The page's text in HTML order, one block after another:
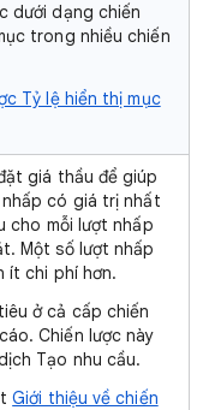
dưới dạng chiến
trong nhiều chiến
Tỷ lệ hiển thị mục
giá thầu để giúp
có giá trị nhất
cho mỗi lượt nhấp
Một số lượt nhấp
ít chi phí hơn.
ở cả cấp chiến
Chiến lược này
Tạo nhu cầu.
Giới thiệu về chiến